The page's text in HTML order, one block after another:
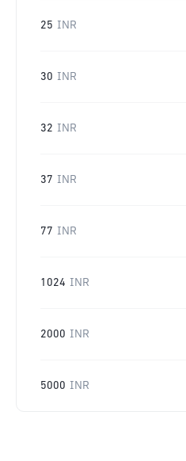
25 INR
30 INR
32 INR
37 INR
77 INR
1024 INR
2000 INR
5000 INR